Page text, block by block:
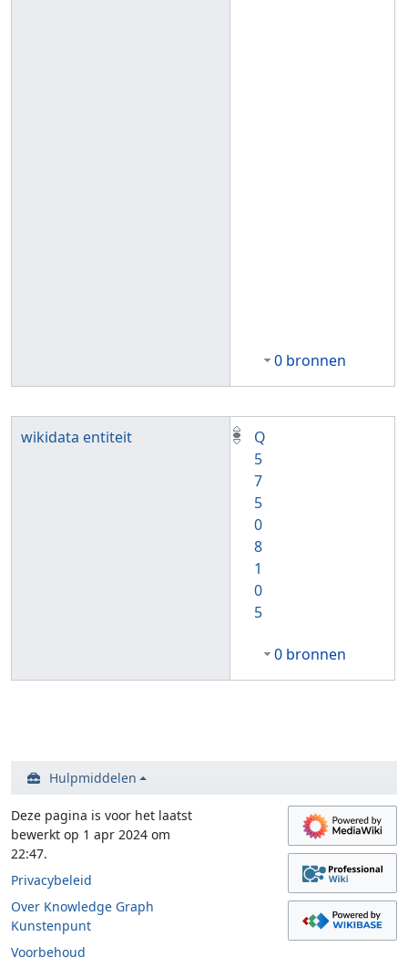
0 bronnen
wikidata entiteit
Q
5
7
5
0
8
1
0
5
0 bronnen
Hulpmiddelen
Deze pagina is voor het laatst
bewerkt op 1 apr 2024 om
22:47.
Privacybeleid
Over Knowledge Graph
Kunstenpunt
Voorbehoud